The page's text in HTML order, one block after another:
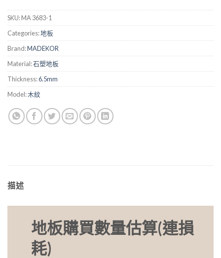
SKU:MA 3683-1
Categories:地板
Brand:MADEKOR
Material:石塑地板
Thickness:6.5mm
Model:木紋
描述
地板購買數量估算(連損
耗)